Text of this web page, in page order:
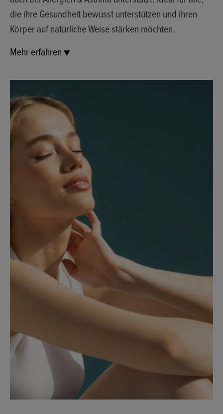
die ihre Gesundheit bewusst unterstützen und ihren
Körper auf natürliche Weise stärken möchten.
Mehr erfahren ▼